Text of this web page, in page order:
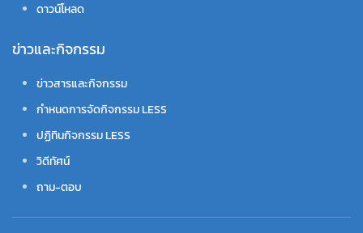
ดาวน์โหลด
ข่าวและกิจกรรม
ข่าวสารและกิจกรรม
กำหนดการจัดกิจกรรม LESS
ปฏิทินกิจกรรม LESS
วิดีทัศน์
ถาม-ตอบ